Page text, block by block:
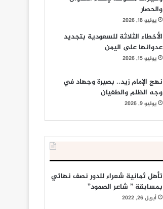
والحصار
يوليو 18, 2026
الأخطاء الثلاثة للسعودية بتجديد
عدوانها على اليمن
يوليو 15, 2026
نهج الإمام زيد.. بصيرة وجهاد في
وجه الظلم والطغيان
يوليو 9, 2026
تأهل ثمانية شعراء للدور نصف نهائي
بمسابقة ” شاعر الصمود”
أبريل 26, 2022